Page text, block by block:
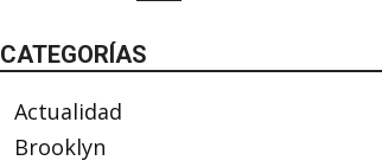
CATEGORÍAS
Actualidad
Brooklyn